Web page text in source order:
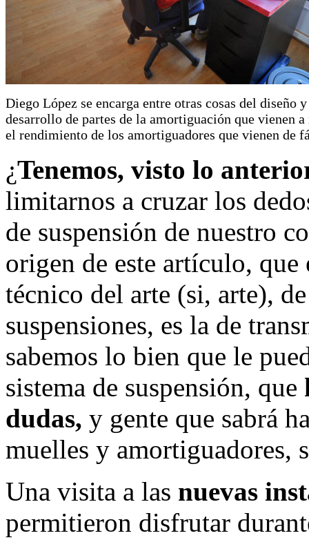
Diego López se encarga entre otras cosas del diseño y
desarrollo de partes de la amortiguación que vienen
el rendimiento de los amortiguadores que vienen de
¿Tenemos, visto lo
limitarnos a cruzar los
de suspensión de nuestro
origen de este artículo, que
técnico del arte (si, arte),
suspensiones, es la de
sabemos lo bien que le
sistema de suspensión, que
dudas, y gente que sabrá
muelles y amortiguadores,
Una visita a las nuevas
permitieron disfrutar